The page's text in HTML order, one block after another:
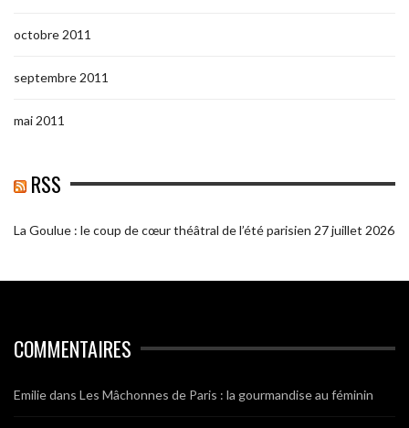
octobre 2011
septembre 2011
mai 2011
RSS
La Goulue : le coup de cœur théâtral de l’été parisien 27 juillet 2026
COMMENTAIRES
Emiliedans Les Mâchonnes de Paris : la gourmandise au féminin